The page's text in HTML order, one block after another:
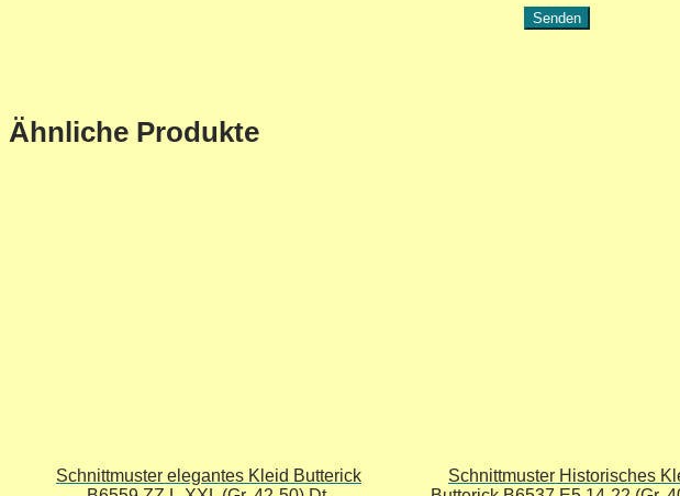
Ähnliche Produkte
Schnittmuster elegantes Kleid Butterick
Schnittmuster Historisches